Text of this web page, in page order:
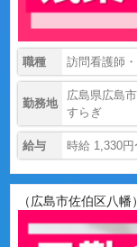
職種 訪問看護師
勤務地
広島県広島
すらぎ
給与 時給 1,330円
（広島市佐伯区八幡